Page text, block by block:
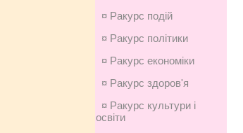
¤ Ракурс подій
¤ Ракурс політики
¤ Ракурс економiки
¤ Ракурс здоров'я
¤ Ракурс культури і
освіти